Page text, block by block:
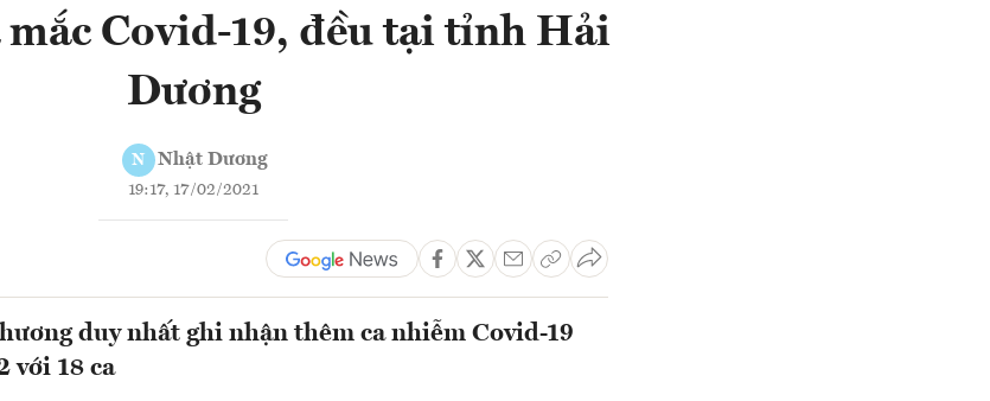
mắc Covid-19, đều tại tỉnh Hải
Dương
N Nhật Dương
19:17, 17/02/2021
duy nhất ghi nhận thêm ca nhiễm Covid-19
với 18 ca